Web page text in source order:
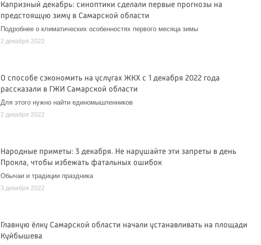
Капризный декабрь: синоптики сделали первые прогнозы на
предстоящую зиму в Самарской области
Подробнее о климатических особенностях первого месяца зимы
2 декабря 2022
О способе сэкономить на услугах ЖКХ с 1 декабря 2022 года
рассказали в ГЖИ Самарской области
Для этого нужно найти единомышленников
2 декабря 2022
Народные приметы: 3 декабря. Не нарушайте эти запреты в день
Прокла, чтобы избежать фатальных ошибок
Обычаи и традиции праздника
3 декабря 2022
Главную ёлку Самарской области начали устанавливать на площади
Куйбышева